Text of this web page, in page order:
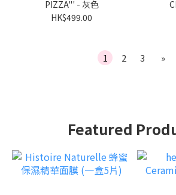
PIZZA"' - 灰色
HK$499.00
1 2 3 »
Featured